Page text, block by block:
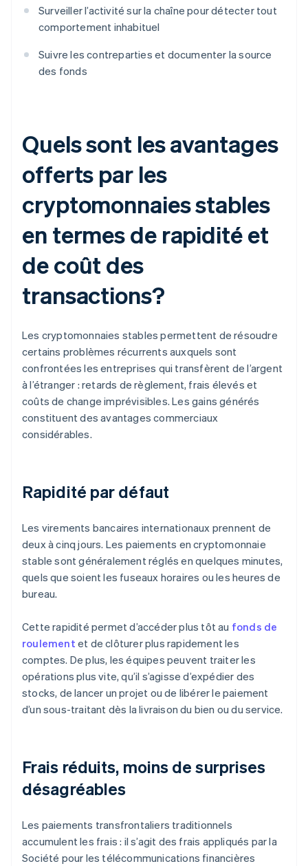
Surveiller l’activité sur la chaîne pour détecter tout
comportement inhabituel
Suivre les contreparties et documenter la source
des fonds
Quels sont les avantages
offerts par les
cryptomonnaies stables
en termes de rapidité et
de coût des
transactions?
Les cryptomonnaies stables permettent de résoudre
certains problèmes récurrents auxquels sont
confrontées les entreprises qui transfèrent de l’argent
à l’étranger : retards de règlement, frais élevés et
coûts de change imprévisibles. Les gains générés
constituent des avantages commerciaux
considérables.
Rapidité par défaut
Les virements bancaires internationaux prennent de
deux à cinq jours. Les paiements en cryptomonnaie
stable sont généralement réglés en quelques minutes,
quels que soient les fuseaux horaires ou les heures de
bureau.
Cette rapidité permet d’accéder plus tôt au fonds de
roulement et de clôturer plus rapidement les
comptes. De plus, les équipes peuvent traiter les
opérations plus vite, qu’il s’agisse d’expédier des
stocks, de lancer un projet ou de libérer le paiement
d’un sous-traitant dès la livraison du bien ou du service.
Frais réduits, moins de surprises
désagréables
Les paiements transfrontaliers traditionnels
accumulent les frais : il s’agit des frais appliqués par la
Société pour les télécommunications financières